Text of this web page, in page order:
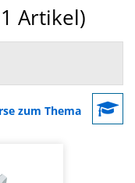
Artikel)
zum Thema